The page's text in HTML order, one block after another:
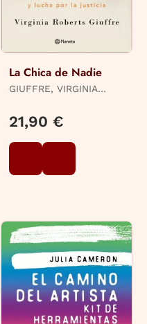
La Chica de Nadie
GIUFFRE, VIRGINIA
21,90 €